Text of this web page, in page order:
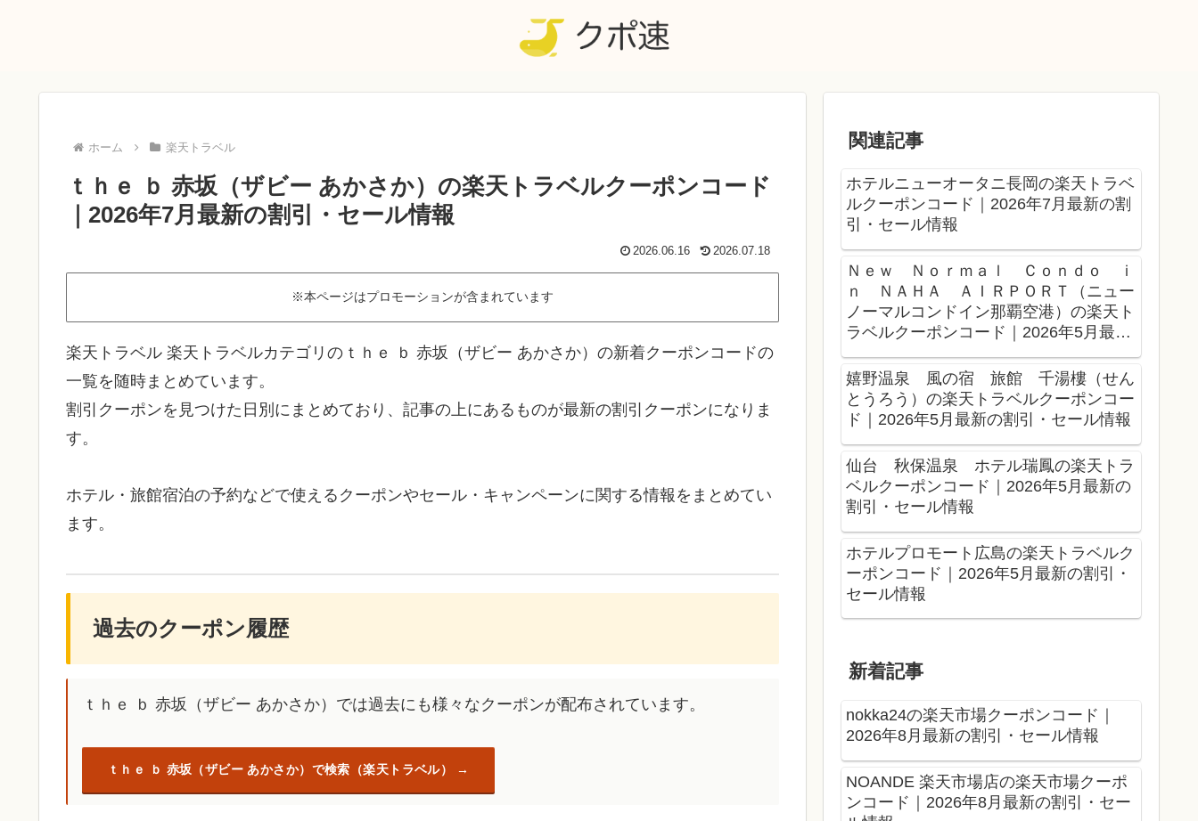
ホーム 楽天トラベル
ｔｈｅ ｂ 赤坂（ザビー あかさか）の楽天トラベルクーポンコード
｜2026年7月最新の割引・セール情報
2026.06.16 2026.07.18
※本ページはプロモーションが含まれています
楽天トラベル 楽天トラベルカテゴリのｔｈｅ ｂ 赤坂（ザビー あかさか）の新着クーポンコードの
一覧を随時まとめています。
割引クーポンを見つけた日別にまとめており、記事の上にあるものが最新の割引クーポンになりま
す。
ホテル・旅館宿泊の予約などで使えるクーポンやセール・キャンペーンに関する情報をまとめてい
ます。
過去のクーポン履歴
ｔｈｅ ｂ 赤坂（ザビー あかさか）では過去にも様々なクーポンが配布されています。
ｔｈｅ ｂ 赤坂（ザビー あかさか）で検索（楽天トラベル）
関連記事
ホテルニューオータニ長岡の楽天トラベ
ルクーポンコード｜2026年7月最新の割
引・セール情報
Ｎｅｗ Ｎｏｒｍａｌ Ｃｏｎｄｏ ｉ
ｎ ＮＡＨＡ ＡＩＲＰＯＲＴ（ニュー
ノーマルコンドイン那覇空港）の楽天ト
ラベルクーポンコード｜2026年5月最新
の割引・セール情報
嬉野温泉 風の宿 旅館 千湯樓（せん
とうろう）の楽天トラベルクーポンコー
ド｜2026年5月最新の割引・セール情報
仙台 秋保温泉 ホテル瑞鳳の楽天トラ
ベルクーポンコード｜2026年5月最新の
割引・セール情報
ホテルプロモート広島の楽天トラベルク
ーポンコード｜2026年5月最新の割引・
セール情報
新着記事
nokka24の楽天市場クーポンコード｜
2026年8月最新の割引・セール情報
NOANDE 楽天市場店の楽天市場クーポ
ンコード｜2026年8月最新の割引・セー